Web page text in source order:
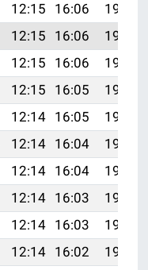
12:15 16:06
19:21
12:15 16:06
19:20
12:15 16:06
19:19
12:15 16:05
19:17
12:14 16:05
19:16
12:14 16:04
19:15
12:14 16:04
19:14
12:14 16:03
19:13
12:14 16:03
19:11
12:14 16:02
19:10